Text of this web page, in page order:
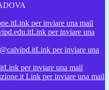
Link per inviare una mail
Link per inviare una
Link per inviare una
Link per inviare una mail
Link per inviare una mail